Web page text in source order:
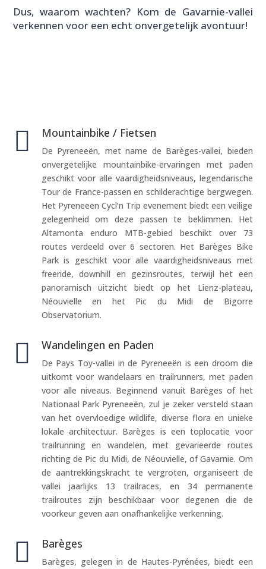
Dus, waarom wachten? Kom de Gavarnie-vallei
verkennen voor een echt onvergetelijk avontuur!
 Mountainbike / Fietsen
De Pyreneeën, met name de Barèges-vallei, bieden
onvergetelijke mountainbike-ervaringen met paden
geschikt voor alle vaardigheidsniveaus, legendarische
Tour de France-passen en schilderachtige bergwegen.
Het Pyreneeën Cycl’n Trip evenement biedt een veilige
gelegenheid om deze passen te beklimmen. Het
Altamonta enduro MTB-gebied beschikt over 73
routes verdeeld over 6 sectoren. Het Barèges Bike
Park is geschikt voor alle vaardigheidsniveaus met
freeride, downhill en gezinsroutes, terwijl het een
panoramisch uitzicht biedt op het Lienz-plateau,
Néouvielle en het Pic du Midi de Bigorre
Observatorium.
 Wandelingen en Paden
De Pays Toy-vallei in de Pyreneeën is een droom die
uitkomt voor wandelaars en trailrunners, met paden
voor alle niveaus. Beginnend vanuit Barèges of het
Nationaal Park Pyreneeën, zul je zeker versteld staan
van het overvloedige wildlife, diverse flora en unieke
lokale architectuur. Barèges is een toplocatie voor
trailrunning en wandelen, met gevarieerde routes
richting de Pic du Midi, de Néouvielle, of Gavarnie. Om
de aantrekkingskracht te vergroten, organiseert de
vallei jaarlijks 13 trailraces, en 34 permanente
trailroutes zijn beschikbaar voor degenen die de
voorkeur geven aan onafhankelijke verkenning.
 Barèges
Barèges, gelegen in de Hautes-Pyrénées, biedt een